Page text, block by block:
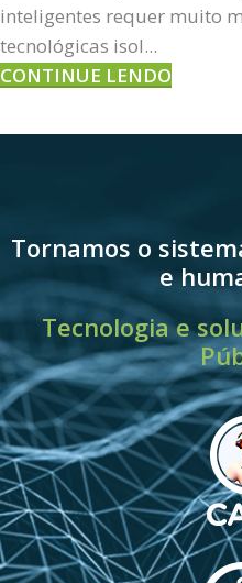
inteligentes requer muito
tecnológicas isol...
CONTINUE LENDO
Tornamos o
e
Tecnologia e